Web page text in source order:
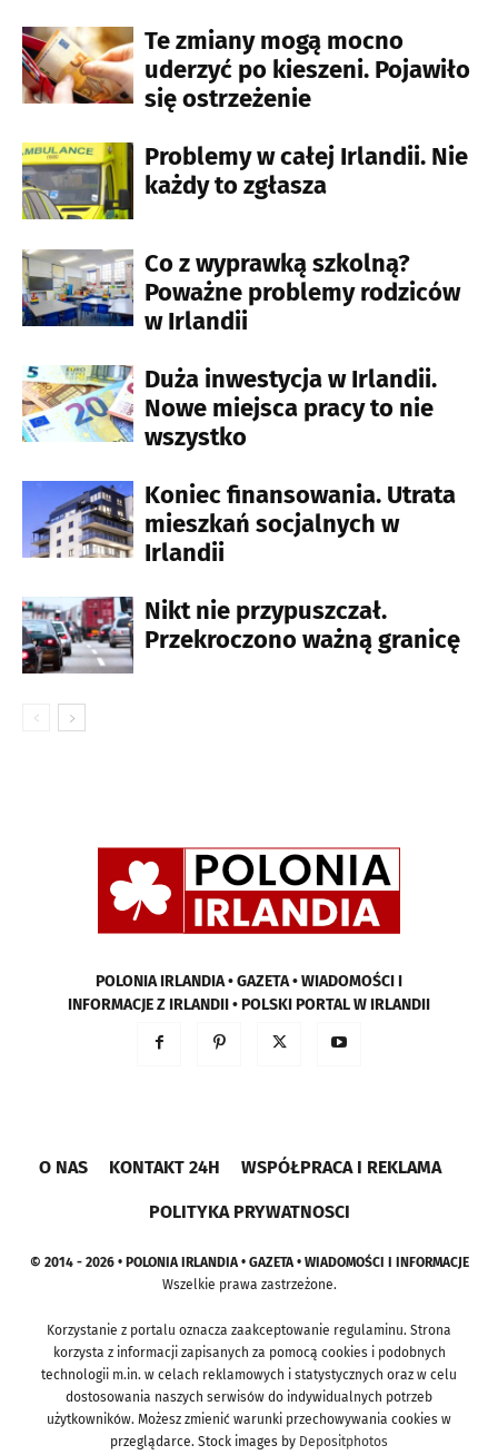
Te zmiany mogą mocno
uderzyć po kieszeni. Pojawiło
się ostrzeżenie
Problemy w całej Irlandii. Nie
każdy to zgłasza
Co z wyprawką szkolną?
Poważne problemy rodziców
w Irlandii
Duża inwestycja w Irlandii.
Nowe miejsca pracy to nie
wszystko
Koniec finansowania. Utrata
mieszkań socjalnych w
Irlandii
Nikt nie przypuszczał.
Przekroczono ważną granicę
POLONIA IRLANDIA • GAZETA • WIADOMOŚCI I
INFORMACJE Z IRLANDII • POLSKI PORTAL W IRLANDII
O NAS KONTAKT 24H WSPÓŁPRACA I REKLAMA
POLITYKA PRYWATNOSCI
© 2014 - 2026 • POLONIA IRLANDIA • GAZETA • WIADOMOŚCI I INFORMACJE
Wszelkie prawa zastrzeżone.
Korzystanie z portalu oznacza zaakceptowanie regulaminu. Strona
korzysta z informacji zapisanych za pomocą cookies i podobnych
technologii m.in. w celach reklamowych i statystycznych oraz w celu
dostosowania naszych serwisów do indywidualnych potrzeb
użytkowników. Możesz zmienić warunki przechowywania cookies w
przeglądarce. Stock images by Depositphotos